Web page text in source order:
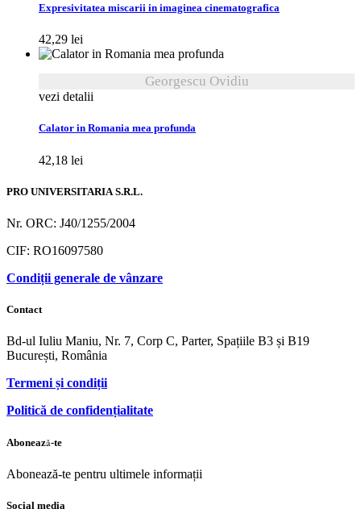
Expresivitatea miscarii in imaginea cinematografica
42,29 lei
Georgescu Ovidiu
vezi detalii
Calator in Romania mea profunda
42,18 lei
PRO UNIVERSITARIA S.R.L.
Nr. ORC: J40/1255/2004
CIF: RO16097580
Condiții generale de vânzare
Contact
Bd-ul Iuliu Maniu, Nr. 7, Corp C, Parter, Spațiile B3 și B19
București, România
Termeni și condiții
Politică de confidențialitate
Abonează-te
Abonează-te pentru ultimele informații
Social media